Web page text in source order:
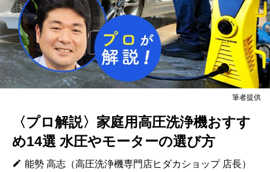
筆者提供
〈プロ解説〉家庭用高圧洗浄機おすす
め14選 水圧やモーターの選び方
能勢 高志（高圧洗浄機専門店ヒダカショップ 店長）